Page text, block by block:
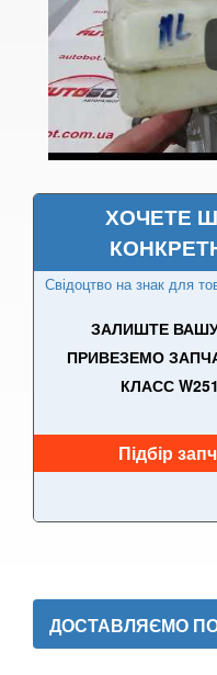
C-CLASS W205/
CLA-CLASS C117/
CL-CLASS W215/
CL-CLASS W216/
CLK-CLASS C208/
CLK-CLASS C209/
CLS-CLASS C219
CLS-CLASS C218
E-CLASS C207/
E-CLASS W212/
E-CLASS W213/
ХОЧЕТЕ
Свідоцтво на знак для
ЗАЛИШТЕ ВАШУ
ПРИВЕЗЕМО
КЛАСС
Підбір
ДОСТАВЛЯЄМО ПО